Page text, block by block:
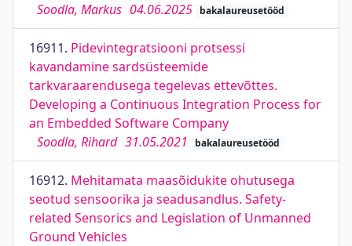
Soodla, Markus 04.06.2025 bakalaureusetööd
16911. Pidevintegratsiooni protsessi
kavandamine sardsüsteemide
tarkvaraarendusega tegelevas ettevõttes.
Developing a Continuous Integration Process for
an Embedded Software Company
Soodla, Rihard 31.05.2021 bakalaureusetööd
16912. Mehitamata maasõidukite ohutusega
seotud sensoorika ja seadusandlus. Safety-
related Sensorics and Legislation of Unmanned
Ground Vehicles